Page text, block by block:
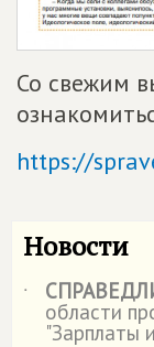
Со свежим
https://
Новости
˙
области
"Зарплаты